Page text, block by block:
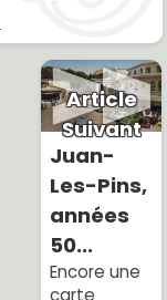
Article
Suivant
Juan-
Les-Pins,
années
50...
Encore une